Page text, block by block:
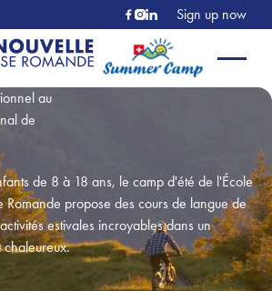
Sign up now
au
de
de 8 à 18 ans, le camp d'été de l'École
Romande propose des cours de langue de
estivales incroyables dans un
chaleureux.